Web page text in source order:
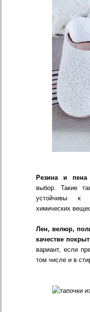
Резина и пена
выбор. Такие
устойчивы к
химических
Лен, велюр,
качестве
вариант, если
том числе и в